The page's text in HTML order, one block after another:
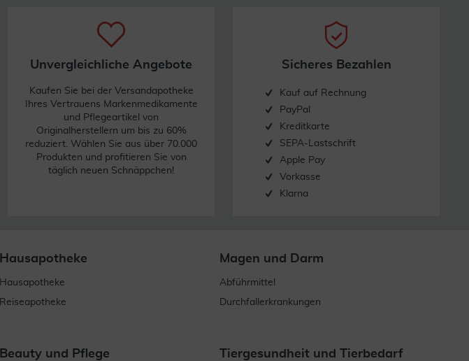
Unvergleichliche Angebote
Kaufen Sie bei der Versandapotheke
Ihres Vertrauens Markenmedikamente
und Pflegeartikel von
Originalherstellern um bis zu 60%
reduziert. Wählen Sie aus über 70.000
Produkten und profitieren Sie von
täglich neuen Schnäppchen!
Sicheres Bezahlen
Kauf auf Rechnung
PayPal
Kreditkarte
SEPA-Lastschrift
Apple Pay
Vorkasse
Klarna
Hausapotheke
Hausapotheke
Reiseapotheke
Magen und Darm
Abführmittel
Durchfallerkrankungen
Beauty und Pflege Tiergesundheit und Tierbedarf